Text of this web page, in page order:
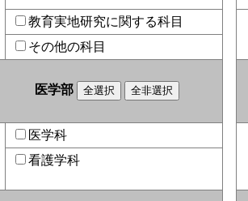
教育実地研究に関する科目
その他の科目
医学部
医学科
看護学科